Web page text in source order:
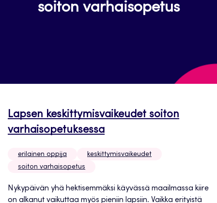
soiton varhaisopetus
Lapsen keskittymisvaikeudet soiton
varhaisopetuksessa
erilainen oppija
keskittymisvaikeudet
soiton varhaisopetus
Nykypäivän yhä hektisemmäksi käyvässä maailmassa kiire
on alkanut vaikuttaa myös pieniin lapsiin. Vaikka erityistä